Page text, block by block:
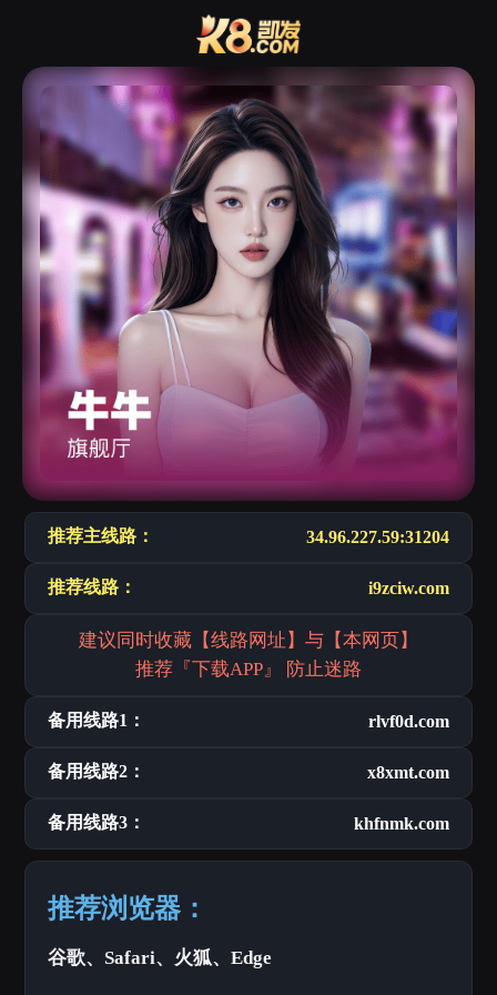
推荐主线路： 34.96.227.59:31204
推荐线路： i9zciw.com
建议同时收藏【线路网址】与【本网页】
推荐『下载APP』 防止迷路
备用线路1： rlvf0d.com
备用线路2： x8xmt.com
备用线路3： khfnmk.com
推荐浏览器：
谷歌、Safari、火狐、Edge